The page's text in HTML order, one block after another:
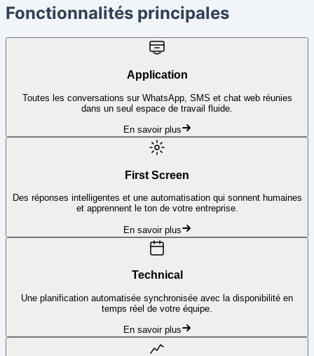
Fonctionnalités principales
Application
Toutes les conversations sur WhatsApp, SMS et chat web réunies
dans un seul espace de travail fluide.
En savoir plus
First Screen
Des réponses intelligentes et une automatisation qui sonnent humaines
et apprennent le ton de votre entreprise.
En savoir plus
Technical
Une planification automatisée synchronisée avec la disponibilité en
temps réel de votre équipe.
En savoir plus